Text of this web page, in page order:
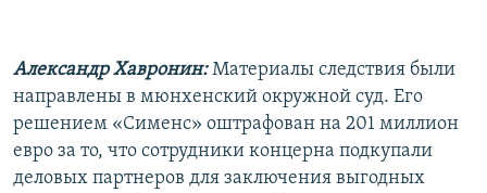
Александр Хавронин:Материалы следствия были
направлены в мюнхенский окружной суд. Его
решением «Сименс» оштрафован на 201 миллион
евро за то, что сотрудники концерна подкупали
деловых партнеров для заключения выгодных